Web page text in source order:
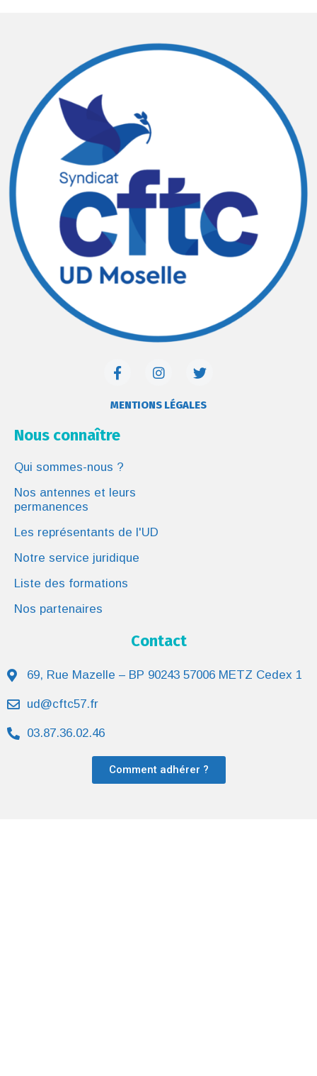
MENTIONS LÉGALES
Nous connaître
Qui sommes-nous ?
Nos antennes et leurs
permanences
Les représentants de l'UD
Notre service juridique
Liste des formations
Nos partenaires
Contact
69, Rue Mazelle – BP 90243 57006 METZ Cedex 1
ud@cftc57.fr
03.87.36.02.46
Comment adhérer ?
© UD CFTC 2022